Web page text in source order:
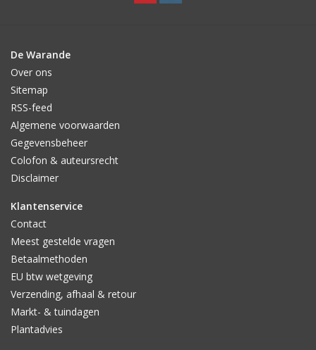
De Warande
Over ons
Sitemap
RSS-feed
Algemene voorwaarden
Gegevensbeheer
Colofon & auteursrecht
Disclaimer
Klantenservice
Contact
Meest gestelde vragen
Betaalmethoden
EU btw wetgeving
Verzending, afhaal & retour
Markt- & tuindagen
Plantadvies